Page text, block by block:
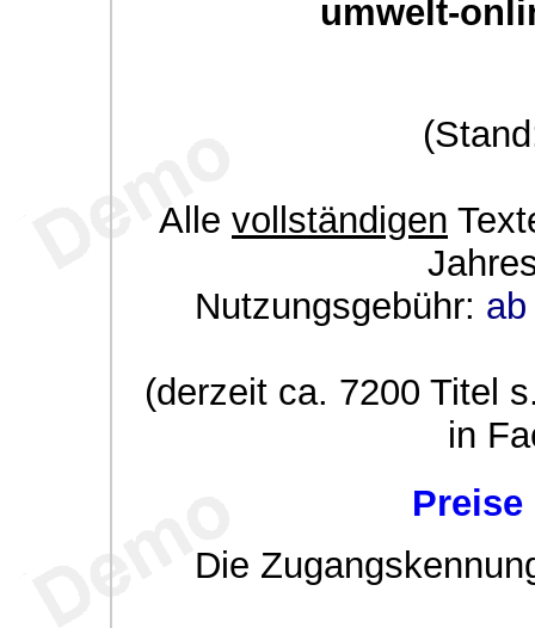
umwelt-
Alle vollständigen
Nutzungsgebühr:
(derzeit ca. 7200 Titel
in
Die